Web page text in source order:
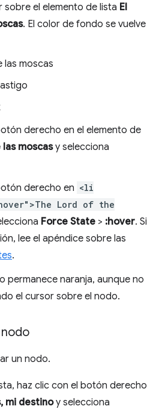
sobre el elemento de lista El
. El color de fondo se vuelve
las moscas
derecho en el elemento de
las moscasy selecciona
derecho en <li
Lord of the
Force State > :hover. Si
lee el apéndice sobre las
.
permanece naranja, aunque no
el cursor sobre el nodo.
un nodo.
haz clic con el botón derecho
mi destinoy selecciona